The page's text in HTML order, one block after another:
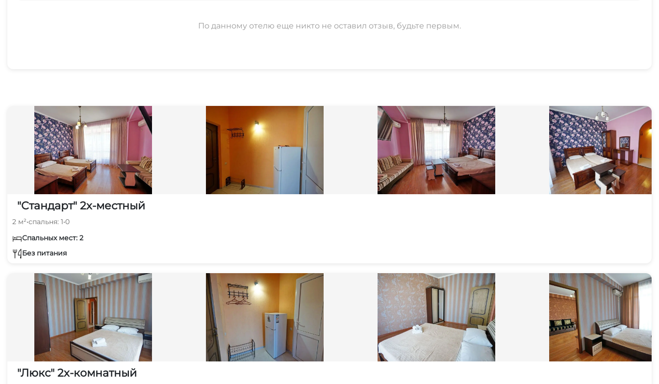
По данному отелю еще никто не оставил отзыв, будьте первым.
"Стандарт" 2х-местный
2 м²•спальня: 1•0
Спальных мест: 2
Без питания
"Люкс" 2х-комнатный